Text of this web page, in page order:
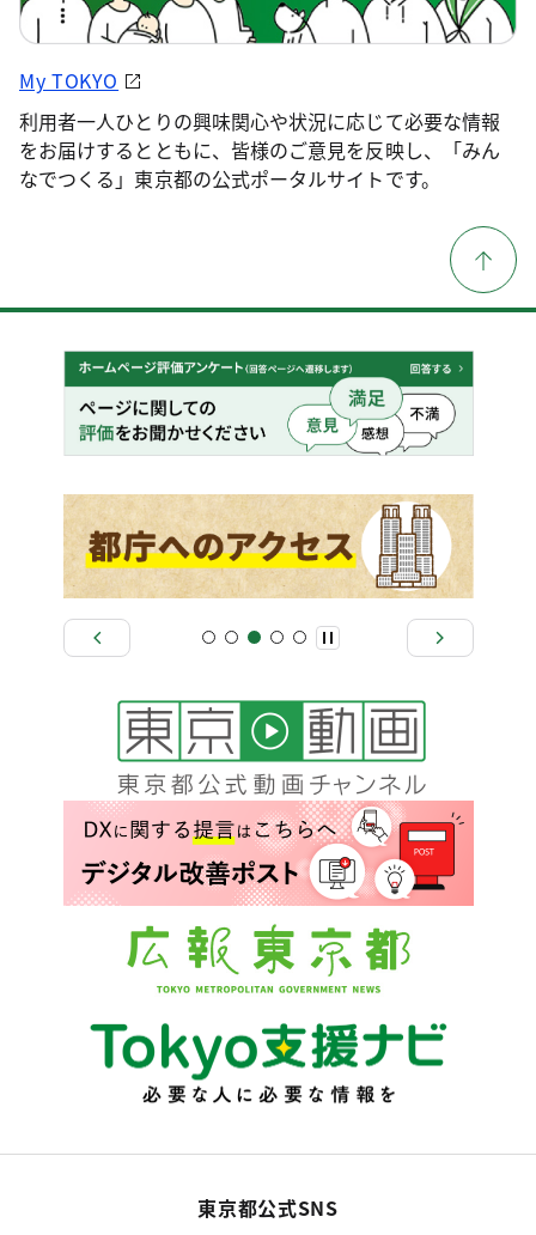
My TOKYO
利用者一人ひとりの興味関心や状況に応じて必要な情報
をお届けするとともに、皆様のご意見を反映し、「みん
なでつくる」東京都の公式ポータルサイトです。
東京都公式SNS